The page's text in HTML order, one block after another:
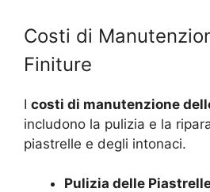
Costi di
Finiture
I costi di manutenzione
includono la pulizia e la
piastrelle e degli intonaci.
Pulizia delle